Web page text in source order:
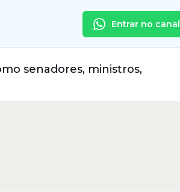
Entrar no canal
senadores, ministros,